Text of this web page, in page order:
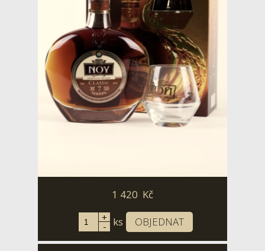
1 420 Kč
+
- ks OBJEDNAT